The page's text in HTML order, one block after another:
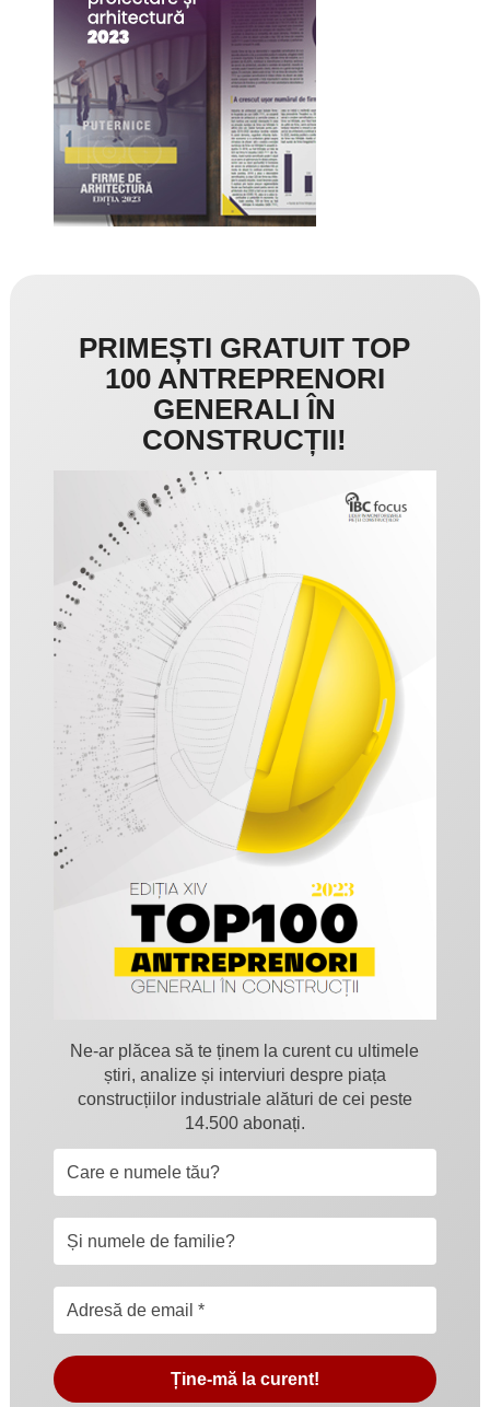
PRIMEȘTI GRATUIT TOP
100 ANTREPRENORI
GENERALI ÎN
CONSTRUCȚII!
Ne-ar plăcea să te ținem la curent cu ultimele
știri, analize și interviuri despre piața
construcțiilor industriale alături de cei peste
14.500 abonați.